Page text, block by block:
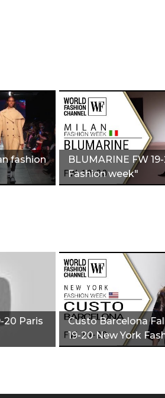
fashion
BLUMARINE FW
Fashion week"
20 Paris
Custo Barcelona
19-20 New York
week"